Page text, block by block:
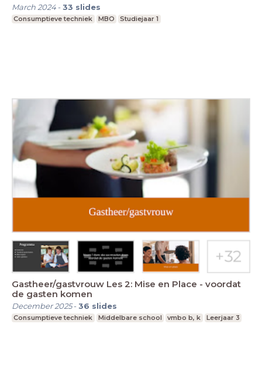
March 2024-33 slides
Consumptieve techniek MBO Studiejaar 1
Gastheer/gastvrouw Les 2: Mise en Place - voordat
de gasten komen
December 2025-36 slides
Consumptieve techniek Middelbare school vmbo b, k Leerjaar 3